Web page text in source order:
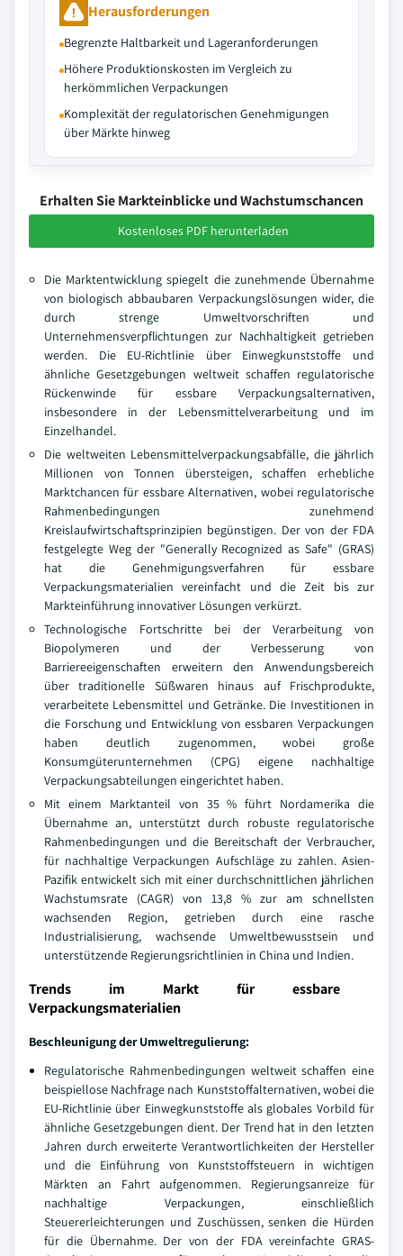
Herausforderungen
Begrenzte Haltbarkeit und Lageranforderungen
Höhere Produktionskosten im Vergleich zu
herkömmlichen Verpackungen
Komplexität der regulatorischen Genehmigungen
über Märkte hinweg
Erhalten Sie Markteinblicke und Wachstumschancen
Kostenloses PDF herunterladen
Die Marktentwicklung spiegelt die zunehmende Übernahme
von biologisch abbaubaren Verpackungslösungen wider, die
durch strenge Umweltvorschriften und
Unternehmensverpflichtungen zur Nachhaltigkeit getrieben
werden. Die EU-Richtlinie über Einwegkunststoffe und
ähnliche Gesetzgebungen weltweit schaffen regulatorische
Rückenwinde für essbare Verpackungsalternativen,
insbesondere in der Lebensmittelverarbeitung und im
Einzelhandel.
Die weltweiten Lebensmittelverpackungsabfälle, die jährlich
Millionen von Tonnen übersteigen, schaffen erhebliche
Marktchancen für essbare Alternativen, wobei regulatorische
Rahmenbedingungen zunehmend
Kreislaufwirtschaftsprinzipien begünstigen. Der von der FDA
festgelegte Weg der "Generally Recognized as Safe" (GRAS)
hat die Genehmigungsverfahren für essbare
Verpackungsmaterialien vereinfacht und die Zeit bis zur
Markteinführung innovativer Lösungen verkürzt.
Technologische Fortschritte bei der Verarbeitung von
Biopolymeren und der Verbesserung von
Barriereeigenschaften erweitern den Anwendungsbereich
über traditionelle Süßwaren hinaus auf Frischprodukte,
verarbeitete Lebensmittel und Getränke. Die Investitionen in
die Forschung und Entwicklung von essbaren Verpackungen
haben deutlich zugenommen, wobei große
Konsumgüterunternehmen (CPG) eigene nachhaltige
Verpackungsabteilungen eingerichtet haben.
Mit einem Marktanteil von 35 % führt Nordamerika die
Übernahme an, unterstützt durch robuste regulatorische
Rahmenbedingungen und die Bereitschaft der Verbraucher,
für nachhaltige Verpackungen Aufschläge zu zahlen. Asien-
Pazifik entwickelt sich mit einer durchschnittlichen jährlichen
Wachstumsrate (CAGR) von 13,8 % zur am schnellsten
wachsenden Region, getrieben durch eine rasche
Industrialisierung, wachsende Umweltbewusstsein und
unterstützende Regierungsrichtlinien in China und Indien.
Trends im Markt für essbare
Verpackungsmaterialien
Beschleunigung der Umweltregulierung:
Regulatorische Rahmenbedingungen weltweit schaffen eine
beispiellose Nachfrage nach Kunststoffalternativen, wobei die
EU-Richtlinie über Einwegkunststoffe als globales Vorbild für
ähnliche Gesetzgebungen dient. Der Trend hat in den letzten
Jahren durch erweiterte Verantwortlichkeiten der Hersteller
und die Einführung von Kunststoffsteuern in wichtigen
Märkten an Fahrt aufgenommen. Regierungsanreize für
nachhaltige Verpackungen, einschließlich
Steuererleichterungen und Zuschüssen, senken die Hürden
für die Übernahme. Der von der FDA vereinfachte GRAS-